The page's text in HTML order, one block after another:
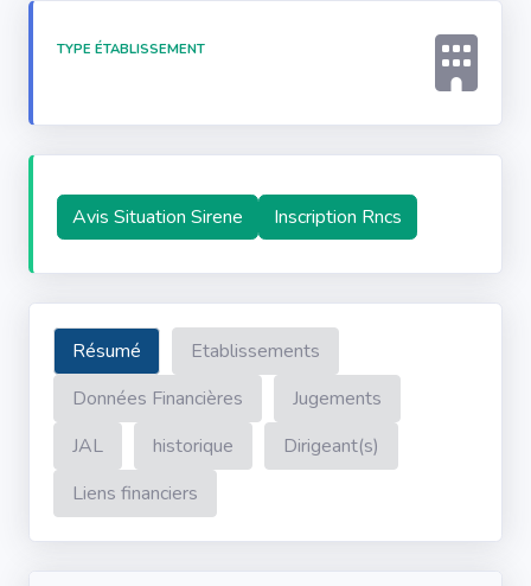
TYPE ÉTABLISSEMENT
Avis Situation Sirene Inscription Rncs
Résumé
Etablissements
Données Financières
Jugements
JAL
historique
Dirigeant(s)
Liens financiers